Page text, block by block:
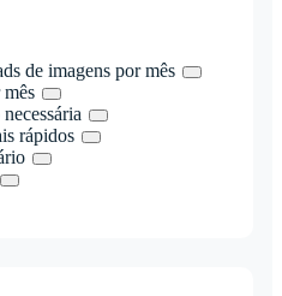
de imagens por mês
rápidos